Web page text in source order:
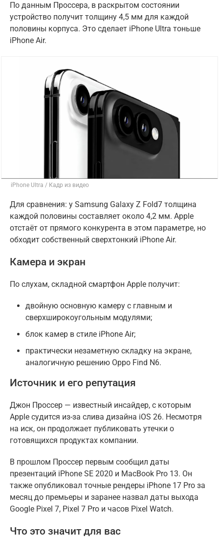
По данным Проссера, в раскрытом состоянии
устройство получит толщину 4,5 мм для каждой
половины корпуса. Это сделает iPhone Ultra тоньше
iPhone Air.
iPhone Ultra / Кадр из видео
Для сравнения: у Samsung Galaxy Z Fold7 толщина
каждой половины составляет около 4,2 мм. Apple
отстаёт от прямого конкурента в этом параметре, но
обходит собственный сверхтонкий iPhone Air.
Камера и экран
По слухам, складной смартфон Apple получит:
двойную основную камеру с главным и
сверхширокоугольным модулями;
блок камер в стиле iPhone Air;
практически незаметную складку на экране,
аналогичную решению Oppo Find N6.
Источник и его репутация
Джон Проссер — известный инсайдер, с которым
Apple судится из-за слива дизайна iOS 26. Несмотря
на иск, он продолжает публиковать утечки о
готовящихся продуктах компании.
В прошлом Проссер первым сообщил даты
презентаций iPhone SE 2020 и MacBook Pro 13. Он
также опубликовал точные рендеры iPhone 17 Pro за
месяц до премьеры и заранее назвал даты выхода
Google Pixel 7, Pixel 7 Pro и часов Pixel Watch.
Что это значит для вас